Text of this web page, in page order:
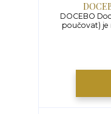
DOCEBO
poučovat) je